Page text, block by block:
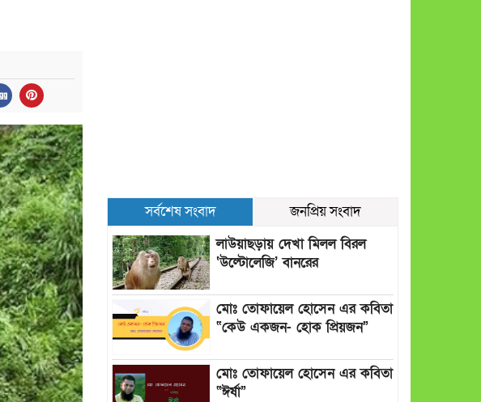
সর্বশেষ সংবাদ
জনপ্রিয় সংবাদ
লাউয়াছড়ায় দেখা মিলল বিরল
‘উল্টোলেজি’ বানরের
মোঃ তোফায়েল হোসেন এর কবিতা
“কেউ একজন- হোক প্রিয়জন”
মোঃ তোফায়েল হোসেন এর কবিতা
“ঈর্ষা”